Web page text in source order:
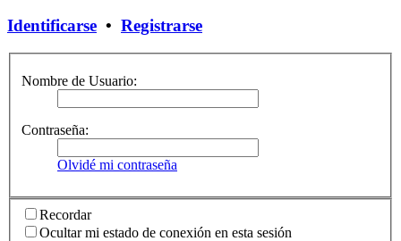
Identificarse • Registrarse
Nombre de Usuario:
Contraseña:
Olvidé mi contraseña
Recordar
Ocultar mi estado de conexión en esta sesión